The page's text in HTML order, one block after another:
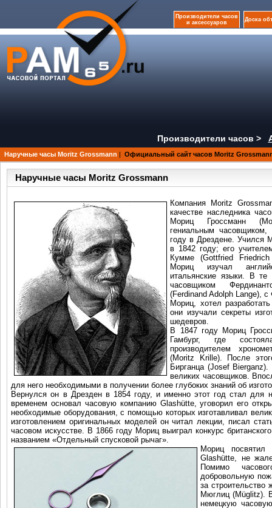
Производители часов
и аксессуаров
Доска
Производители часов >
Наручные часы Moritz Grossmann | Официальный сайт часов Moritz
Наручные часы Moritz Grossmann
Компания Moritz
качестве наследника
Мориц Гроссманн
гениальным
году в Дрездене. Учился
в 1842 году; его
Кумме (Gottfried
Мориц изучал
итальянские языки. В
часовщиком
(Ferdinand Adolph Lange),
Мориц, хотел
они изучали секреты
шедевров.
В 1847 году Мориц
Гамбург, где
производителем
(Moritz Krille). После
Бирганца (Josef
великих часовщиков.
для него необходимыми в получении более глубоких знаний об
Вернулся он в Дрезден в 1854 году, и именно этот год стал
временем основал часовую компанию Glashütte, уговорил его
необходимые оборудования, с помощью которых изготавливал
изготовлением оригинальных моделей он читал лекции, писал
часовом искусстве. В 1866 году Мориц выиграл конкурс
названием «Отдельный спусковой рычаг».
Мориц посвятил
Glashütte, не
Помимо
добровольную
за строительство
Мюглиц (Müglitz).
немецкую